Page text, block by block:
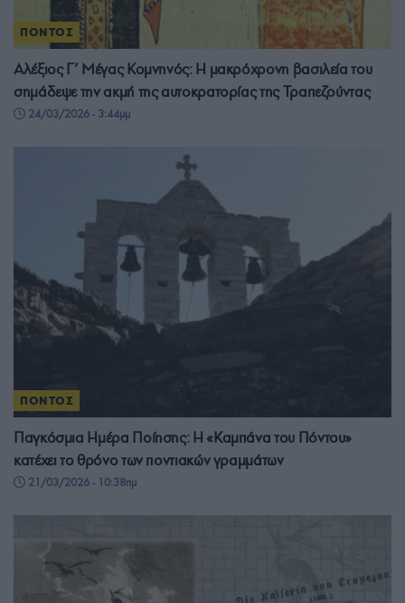
ΠΟΝΤΟΣ
Αλέξιος Γ’ Μέγας Κομνηνός: Η μακρόχρονη βασιλεία του
σημάδεψε την ακμή της αυτοκρατορίας της Τραπεζούντας
24/03/2026 - 3:44μμ
ΠΟΝΤΟΣ
Παγκόσμια Ημέρα Ποίησης: Η «Καμπάνα του Πόντου»
κατέχει το θρόνο των ποντιακών γραμμάτων
21/03/2026 - 10:38πμ